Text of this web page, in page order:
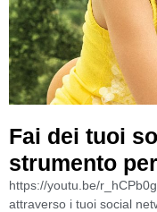
Fai dei tuoi
strumento
https://youtu.be/
attraverso i tuoi social